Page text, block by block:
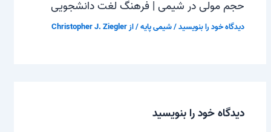
حجم مولی در شیمی | فرهنگ لغت دانشجویی
دیدگاه‌ خود را بنویسید/شیمی پایه/ ازChristopher J. Ziegler
دیدگاه‌ خود را بنویسید